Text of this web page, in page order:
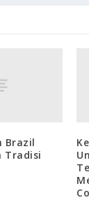
Brazil
Tradisi